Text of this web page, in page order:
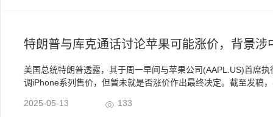
特朗普与库克通话讨论苹果可能涨价，背景
美国总统特朗普透露，其于周一早间与苹果公司(AAPL.US)首席
调iPhone系列售价，但暂未就是否涨价作出最终决定。截至发稿
2025-05-13 133